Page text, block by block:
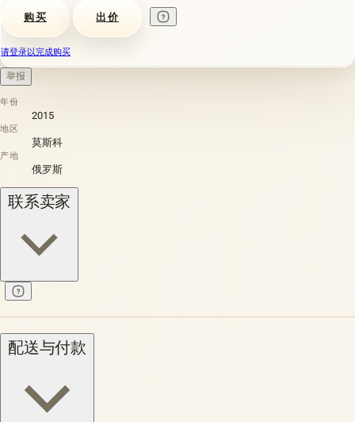
购买 出价
请登录以完成购买
举报
年份
2015
地区
莫斯科
产地
俄罗斯
联系卖家
配送与付款